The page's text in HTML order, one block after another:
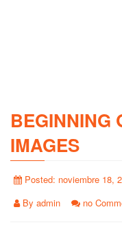
BEGINNING
IMAGES
Posted: noviembre 18,
By admin no